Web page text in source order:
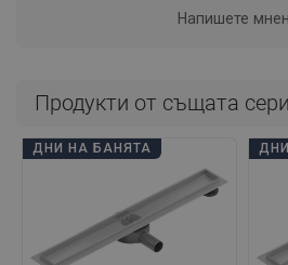
Напишете
Продукти от същата
ДНИ НА БАНЯТА